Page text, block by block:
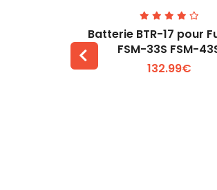
Voir plus +
Batterie BTR-17 pour
FSM-33S FSM-
132.99€